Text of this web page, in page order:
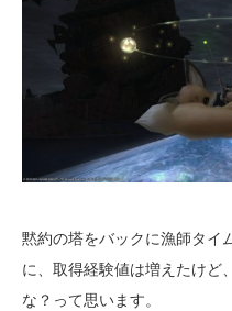
黙約の塔をバックに漁師タイ
に、取得経験値は増えたけど
な？って思います。